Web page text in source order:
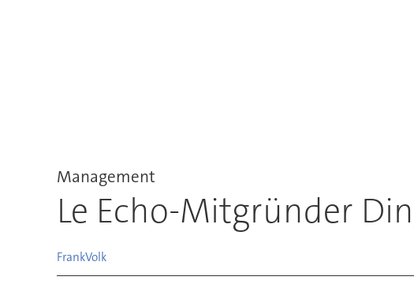
Management
Le Echo-Mitgründer
FrankVolk